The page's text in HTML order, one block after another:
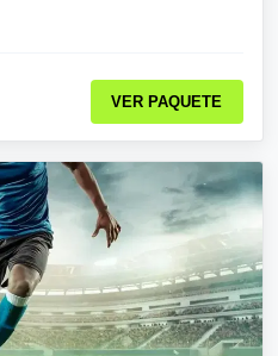
VER PAQUETE